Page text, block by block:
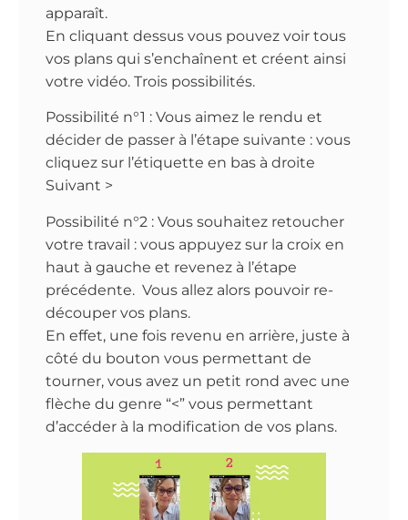
apparaît.
En cliquant dessus vous pouvez voir tous
vos plans qui s’enchaînent et créent ainsi
votre vidéo. Trois possibilités.
Possibilité n°1 : Vous aimez le rendu et
décider de passer à l’étape suivante : vous
cliquez sur l’étiquette en bas à droite
Suivant >
Possibilité n°2 : Vous souhaitez retoucher
votre travail : vous appuyez sur la croix en
haut à gauche et revenez à l’étape
précédente. Vous allez alors pouvoir re-
découper vos plans.
En effet, une fois revenu en arrière, juste à
côté du bouton vous permettant de
tourner, vous avez un petit rond avec une
flèche du genre “<” vous permettant
d’accéder à la modification de vos plans.